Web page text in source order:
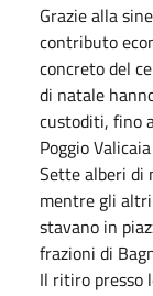
Grazie alla
contributo
concreto del
di natale
custoditi, fino
Poggio
Sette alberi di
mentre gli
stavano in
frazioni di
Il ritiro presso